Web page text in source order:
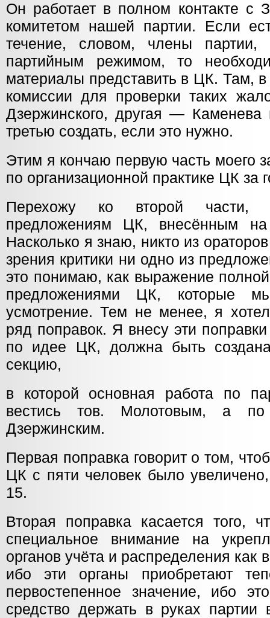
Он работает в полном контакте с
комитетом нашей партии. Если
течение, словом, члены партии,
партийным режимом, то
материалы представить в ЦК. Там,
комиссии для проверки таких
Дзержинского, другая —
третью создать, если это нужно.
Этим я кончаю первую часть моего
по организационной практике ЦК за
Перехожу ко второй части,
предложениям ЦК, внесённым на
Насколько я знаю, никто из
зрения критики ни одно из
это понимаю, как выражение
предложениями ЦК, которые
усмотрение. Тем не менее, я
ряд поправок. Я внесу эти
по идее ЦК, должна быть
секцию,
в которой основная работа по
вестись тов. Молотовым, а
Дзержинским.
Первая поправка говорит о том,
ЦК с пяти человек было
15.
Вторая поправка касается того,
специальное внимание на
органов учёта и распределения как
ибо эти органы приобретают
первостепенное значение, ибо
средство держать в руках партии